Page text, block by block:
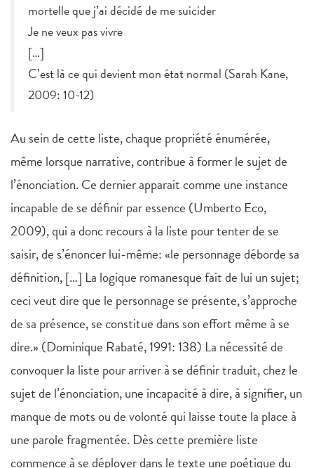
mortelle que j’ai décidé de me suicider
Je ne veux pas vivre
[…]
C’est là ce qui devient mon état normal (Sarah Kane,
2009: 10-12)
Au sein de cette liste, chaque propriété énumérée,
même lorsque narrative, contribue à former le sujet de
l’énonciation. Ce dernier apparait comme une instance
incapable de se définir par essence (Umberto Eco,
2009), qui a donc recours à la liste pour tenter de se
saisir, de s’énoncer lui-même: «le personnage déborde sa
définition, […] La logique romanesque fait de lui un sujet;
ceci veut dire que le personnage se présente, s’approche
de sa présence, se constitue dans son effort même à se
dire.» (Dominique Rabaté, 1991: 138) La nécessité de
convoquer la liste pour arriver à se définir traduit, chez le
sujet de l’énonciation, une incapacité à dire, à signifier, un
manque de mots ou de volonté qui laisse toute la place à
une parole fragmentée. Dès cette première liste
commence à se déployer dans le texte une poétique du